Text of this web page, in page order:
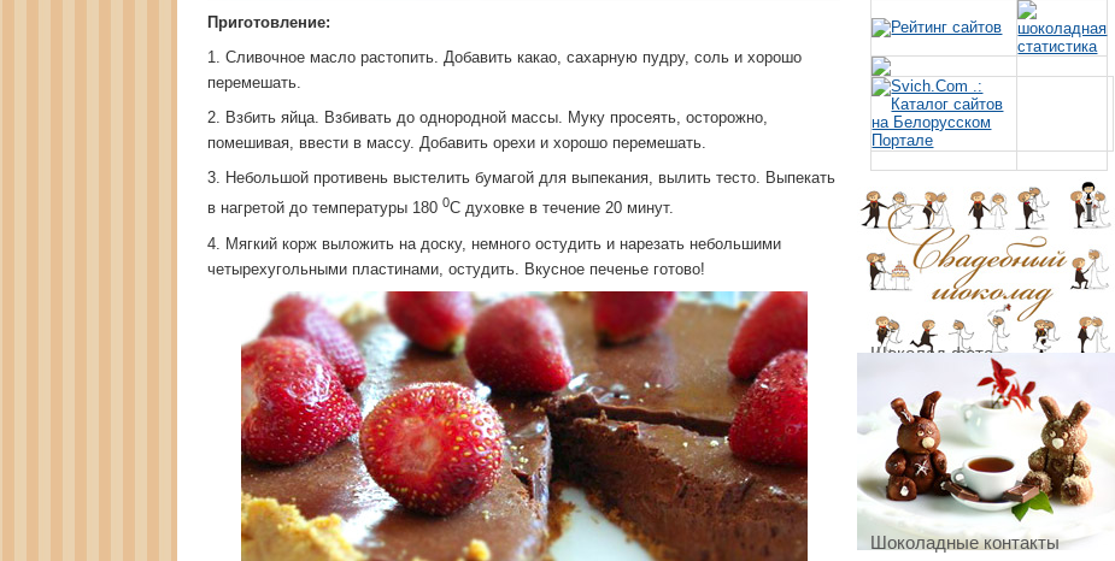
Приготовление:
1. Сливочное масло растопить. Добавить какао, сахарную пудру, соль и хорошо
перемешать.
2. Взбить яйца. Взбивать до однородной массы. Муку просеять, осторожно,
помешивая, ввести в массу. Добавить орехи и хорошо перемешать.
3. Небольшой противень выстелить бумагой для выпекания, вылить тесто. Выпекать
в нагретой до температуры 180 0С духовке в течение 20 минут.
4. Мягкий корж выложить на доску, немного остудить и нарезать небольшими
четырехугольными пластинами, остудить. Вкусное печенье готово!
Шоколад фото
Шоколадные контакты